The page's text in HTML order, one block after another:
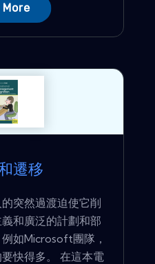
遷移
突然過渡迫使它削
和廣泛的計劃和部
如Microsoft團隊，
快得多。 在這本電